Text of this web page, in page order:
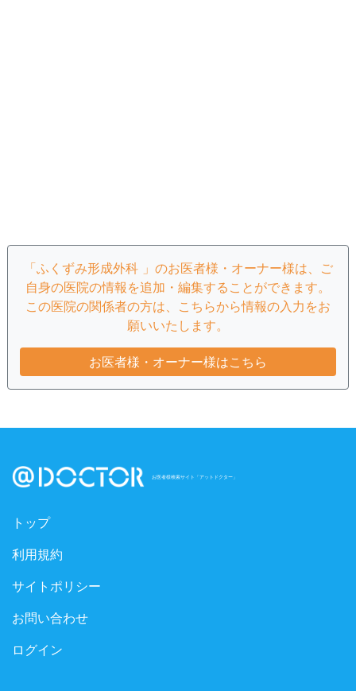
「ふくずみ形成外科 」のお医者様・オーナー様は、ご
自身の医院の情報を追加・編集することができます。
この医院の関係者の方は、こちらから情報の入力をお
願いいたします。
お医者様・オーナー様はこちら
お医者様検索サイト「アットドクター」
トップ
利用規約
サイトポリシー
お問い合わせ
ログイン